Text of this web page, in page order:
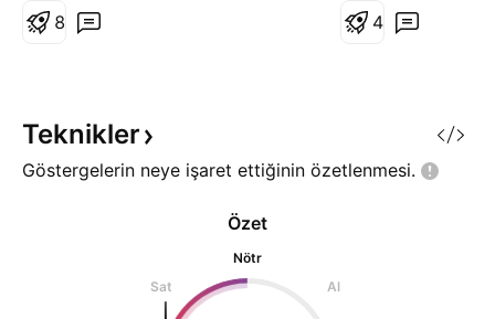
Geçen 3 ay zarfında OBASE
Keyifli harcamalar dilerim.
8
tarihinde 2$ fiyat
tepki alımlarının
4
Teknikler
Göstergelerin neye işaret ettiğinin özetlenmesi.
Özet
Nötr
Sat
Al